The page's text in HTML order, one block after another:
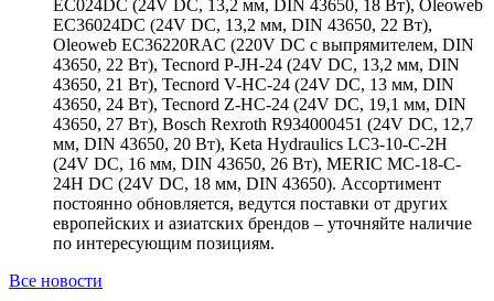
EC024DC (24V DC, 13,2 мм, DIN 43650, 18 Вт), Oleoweb
EC36024DC (24V DC, 13,2 мм, DIN 43650, 22 Вт),
Oleoweb EC36220RAC (220V DC с выпрямителем, DIN
43650, 22 Вт), Tecnord P-JH-24 (24V DC, 13,2 мм, DIN
43650, 21 Вт), Tecnord V-HC-24 (24V DC, 13 мм, DIN
43650, 24 Вт), Tecnord Z-HC-24 (24V DC, 19,1 мм, DIN
43650, 27 Вт), Bosch Rexroth R934000451 (24V DC, 12,7
мм, DIN 43650, 20 Вт), Keta Hydraulics LC3-10-C-2H
(24V DC, 16 мм, DIN 43650, 26 Вт), MERIC MC-18-C-
24H DC (24V DC, 18 мм, DIN 43650). Ассортимент
постоянно обновляется, ведутся поставки от других
европейских и азиатских брендов – уточняйте наличие
по интересующим позициям.
Все новости